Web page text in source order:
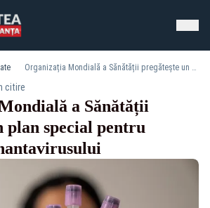
Organizația Mondială a Sănătății pregătește un plan special pentru combaterea hantavirusului
citire
a Sănătății
plan special pentru